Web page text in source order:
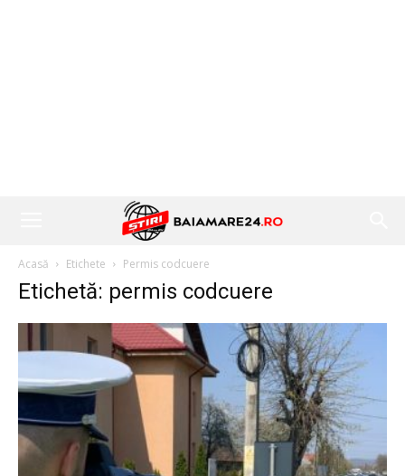
Acasă Etichete Permis codcuere
Etichetă: permis codcuere